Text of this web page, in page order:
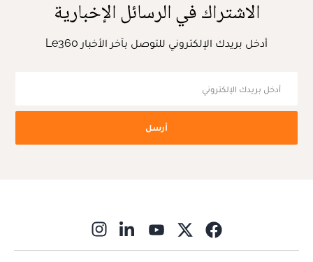
الاشتراك في الرسائل الإخبارية
أدخل بريدك الإلكتروني للتوصل بآخر الأخبار Le360
أرسل